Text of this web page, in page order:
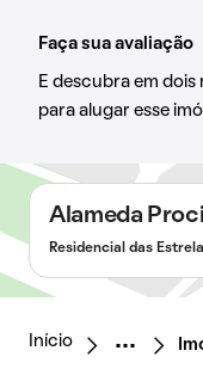
Faça sua avaliação
E descubra em
para alugar esse
Alameda
Residencial das
Início